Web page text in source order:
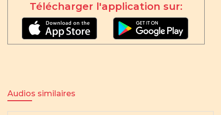
Télécharger l'application sur:
Audios similaires